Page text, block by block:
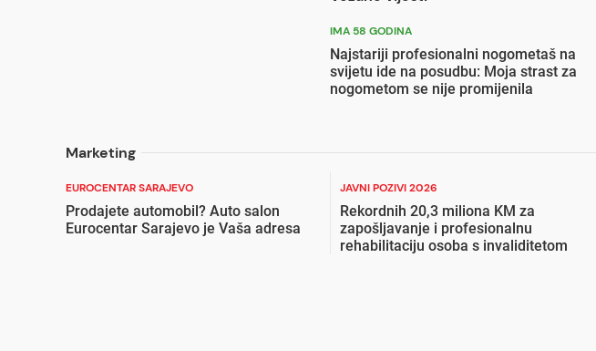
IMA 58 GODINA
Najstariji profesionalni nogometaš na
svijetu ide na posudbu: Moja strast za
nogometom se nije promijenila
Marketing
EUROCENTAR SARAJEVO
Prodajete automobil? Auto salon
Eurocentar Sarajevo je Vaša adresa
JAVNI POZIVI 2026
Rekordnih 20,3 miliona KM za
zapošljavanje i profesionalnu
rehabilitaciju osoba s invaliditetom